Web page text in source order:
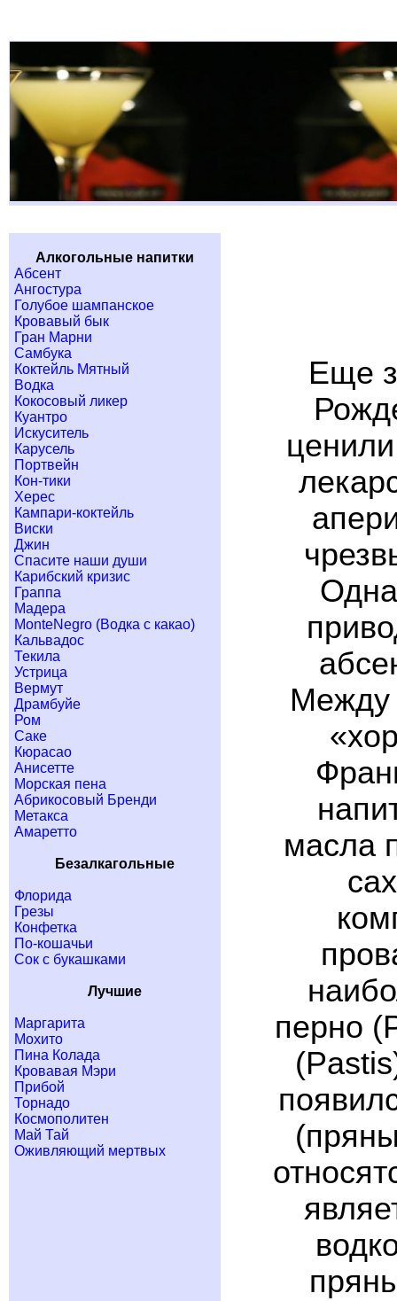
Алкогольные напитки
Абсент
Ангостура
Голубое шампанское
Кровавый бык
Гран Марни
Самбука
Коктейль Мятный
Водка
Кокосовый ликер
Куантро
Искуситель
Карусель
Портвейн
Кон-тики
Херес
Кампари-коктейль
Виски
Джин
Спасите наши души
Карибский кризис
Граппа
Мадера
MonteNegro (Водка с какао)
Кальвадос
Текила
Устрица
Вермут
Драмбуйе
Ром
Саке
Кюрасао
Анисетте
Морская пена
Абрикосовый Бренди
Метакса
Амаретто
Безалкагольные
Флорида
Грезы
Конфетка
По-кошачьи
Сок с букашками
Лучшие
Маргарита
Мохито
Пина Колада
Кровавая Мэри
Прибой
Торнадо
Космополитен
Май Тай
Оживляющий мертвых
Еще
Между
масла
перно